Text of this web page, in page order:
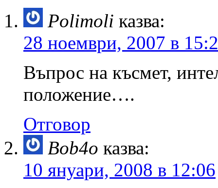
Polimoli казва:
28 ноември, 2007 в
Въпрос на късмет,
положение….
Отговор
Bob4o казва:
10 януари, 2008 в 12:06